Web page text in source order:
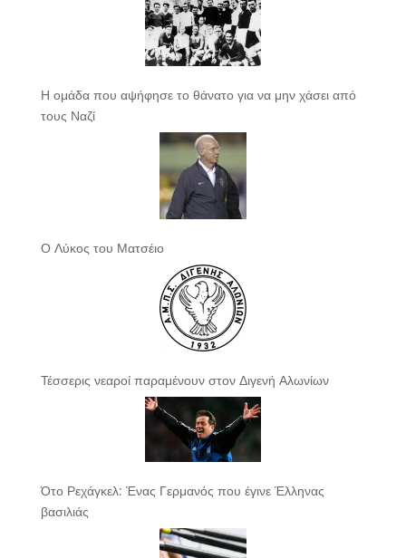
Η ομάδα που αψήφησε το θάνατο για να μην χάσει από
τους Ναζί
Ο Λύκος του Ματσέιο
Τέσσερις νεαροί παραμένουν στον Διγενή Αλωνίων
Ότο Ρεχάγκελ: Ένας Γερμανός που έγινε Έλληνας
βασιλιάς